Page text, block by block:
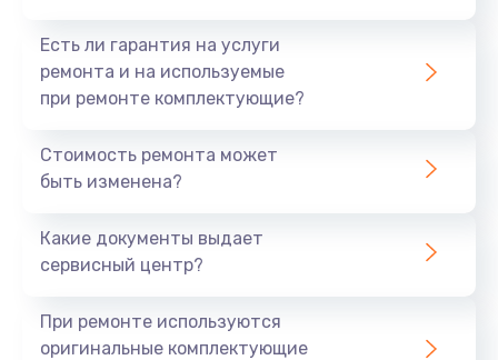
Есть ли гарантия на услуги
ремонта и на используемые
при ремонте комплектующие?
Стоимость ремонта может
быть изменена?
Какие документы выдает
сервисный центр?
При ремонте используются
оригинальные комплектующие